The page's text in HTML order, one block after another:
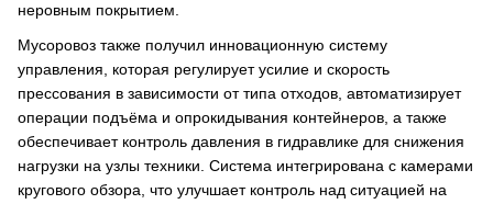
неровным покрытием.
Мусоровоз также получил инновационную систему
управления, которая регулирует усилие и скорость
прессования в зависимости от типа отходов, автоматизирует
операции подъёма и опрокидывания контейнеров, а также
обеспечивает контроль давления в гидравлике для снижения
нагрузки на узлы техники. Система интегрирована с камерами
кругового обзора, что улучшает контроль над ситуацией на